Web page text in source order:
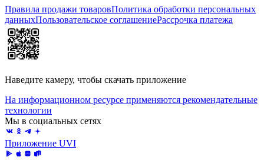
Правила продажи товаровПолитика обработки персональных
данныхПользовательское соглашениеРассрочка платежа
Наведите камеру, чтобы скачать приложение
На информационном ресурсе применяются рекомендательные
технологии
Мы в социальных сетях
Приложение UVI